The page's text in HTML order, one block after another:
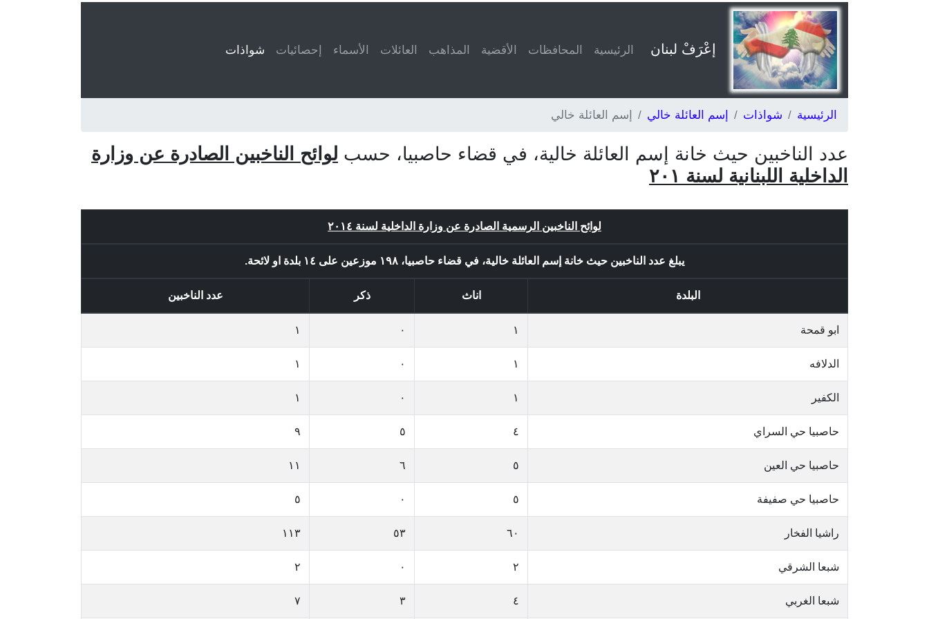
إعْرَفْ لبنان الرئيسية المحافظات الأقضية المذاهب العائلات الأسماء إحصائيات شواذات
الرئيسية شواذات إسم العائلة خالي إسم العائلة خالي
عدد الناخبين حيث خانة إسم العائلة خالية، في قضاء حاصبيا، حسب لوائح الناخبين الصادرة عن وزارة
الداخلية اللبنانية لسنة ٢٠١
لوائح الناخبين الرسمية الصادرة عن وزارة الداخلية لسنة ٢٠١٤
يبلغ عدد الناخبين حيث خانة إسم العائلة خالية، في قضاء حاصبيا، ١٩٨ موزعين على ١٤ بلدة او لائحة.
البلدة اناث ذكر عدد الناخبين
ابو قمحة ١ ٠ ١
الدلافه ١ ٠ ١
الكفير ١ ٠ ١
حاصبيا حي السراي ٤ ٥ ٩
حاصبيا حي العين ٥ ٦ ١١
حاصبيا حي صفيفة ٥ ٠ ٥
راشيا الفخار ٦٠ ٥٣ ١١٣
شبعا الشرقي ٢ ٠ ٢
شبعا الغربي ٤ ٣ ٧